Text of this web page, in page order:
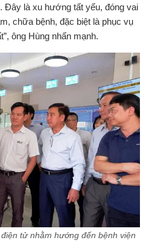
Đây là xu hướng tất yếu, đóng vai
chữa bệnh, đặc biệt là phục vụ
ông Hùng nhấn mạnh.
tử nhằm hướng đến bệnh viện